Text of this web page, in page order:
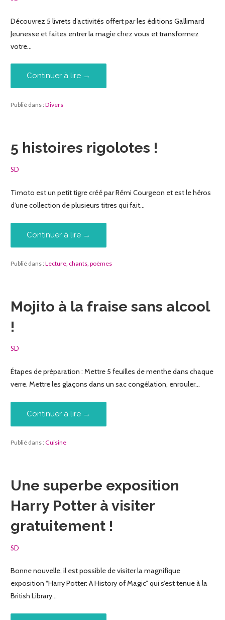
Découvrez 5 livrets d’activités offert par les éditions Gallimard
Jeunesse et faites entrer la magie chez vous et transformez
votre…
Continuer à lire →
Publié dans :Divers
5 histoires rigolotes !
SD
Timoto est un petit tigre créé par Rémi Courgeon et est le héros
d’une collection de plusieurs titres qui fait…
Continuer à lire →
Publié dans :Lecture, chants, poèmes
Mojito à la fraise sans alcool
!
SD
Étapes de préparation : Mettre 5 feuilles de menthe dans chaque
verre. Mettre les glaçons dans un sac congélation, enrouler…
Continuer à lire →
Publié dans :Cuisine
Une superbe exposition
Harry Potter à visiter
gratuitement !
SD
Bonne nouvelle, il est possible de visiter la magnifique
exposition “Harry Potter: A History of Magic” qui s’est tenue à la
British Library…